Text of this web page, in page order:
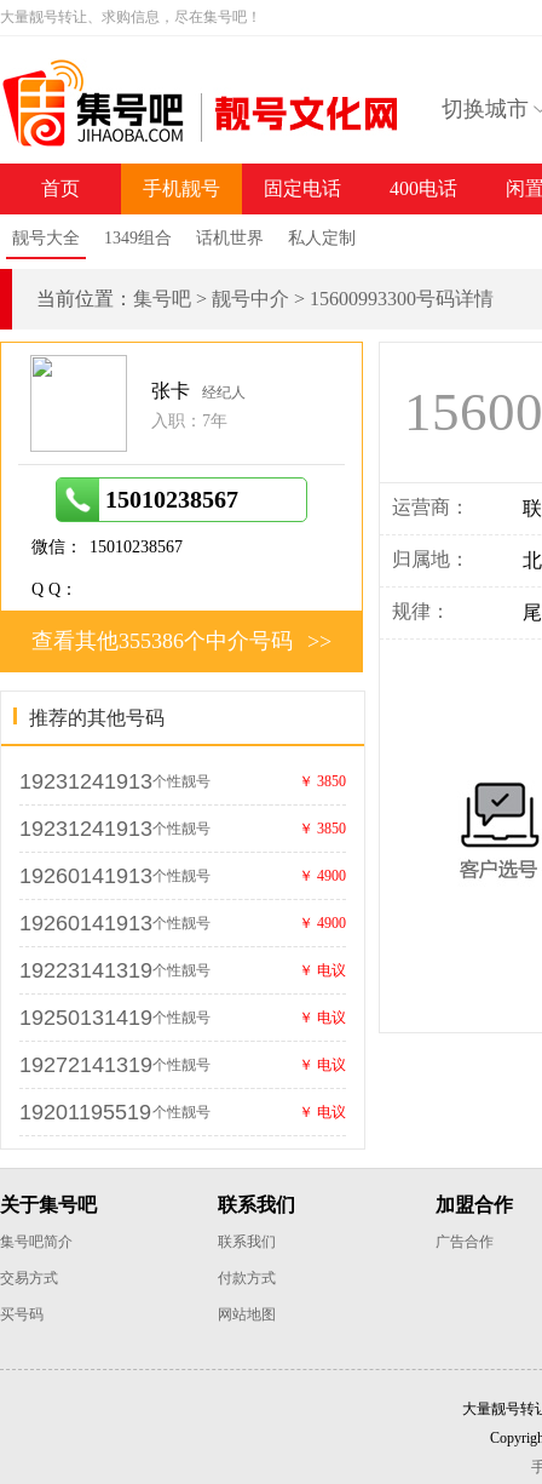
大量靓号转让、求购信息，尽在集号吧！
切换城市
首页 手机靓号
靓号大全 1349组合 话机世界 私人定制
固定电话 400电话 闲
当前位置： 集号吧 > 靓号中介 > 15600993300号码详情
运营商：
归属地：
规律：
张卡 经纪人
入职：7年
15010238567
微信： 15010238567
Q Q：
>>
查看其他355386个中介号码
推荐的其他号码
19231241913个性靓号 ￥ 3850
19231241913个性靓号 ￥ 3850
19260141913个性靓号 ￥ 4900
19260141913个性靓号 ￥ 4900
19223141319个性靓号 ￥ 电议
19250131419个性靓号 ￥ 电议
19272141319个性靓号 ￥ 电议
19201195519个性靓号 ￥ 电议
关于集号吧
集号吧简介
交易方式
买号码
联系我们
联系我们
付款方式
网站地图
加盟合作
广告合作
大量靓号转